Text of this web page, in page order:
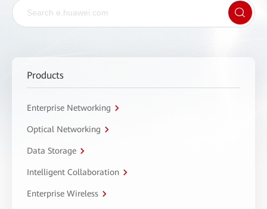
Products
Enterprise Networking
Optical Networking
Data Storage
Intelligent Collaboration
Enterprise Wireless